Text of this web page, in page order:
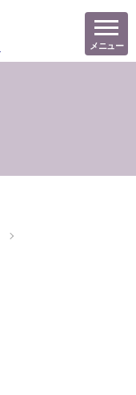
メニュー